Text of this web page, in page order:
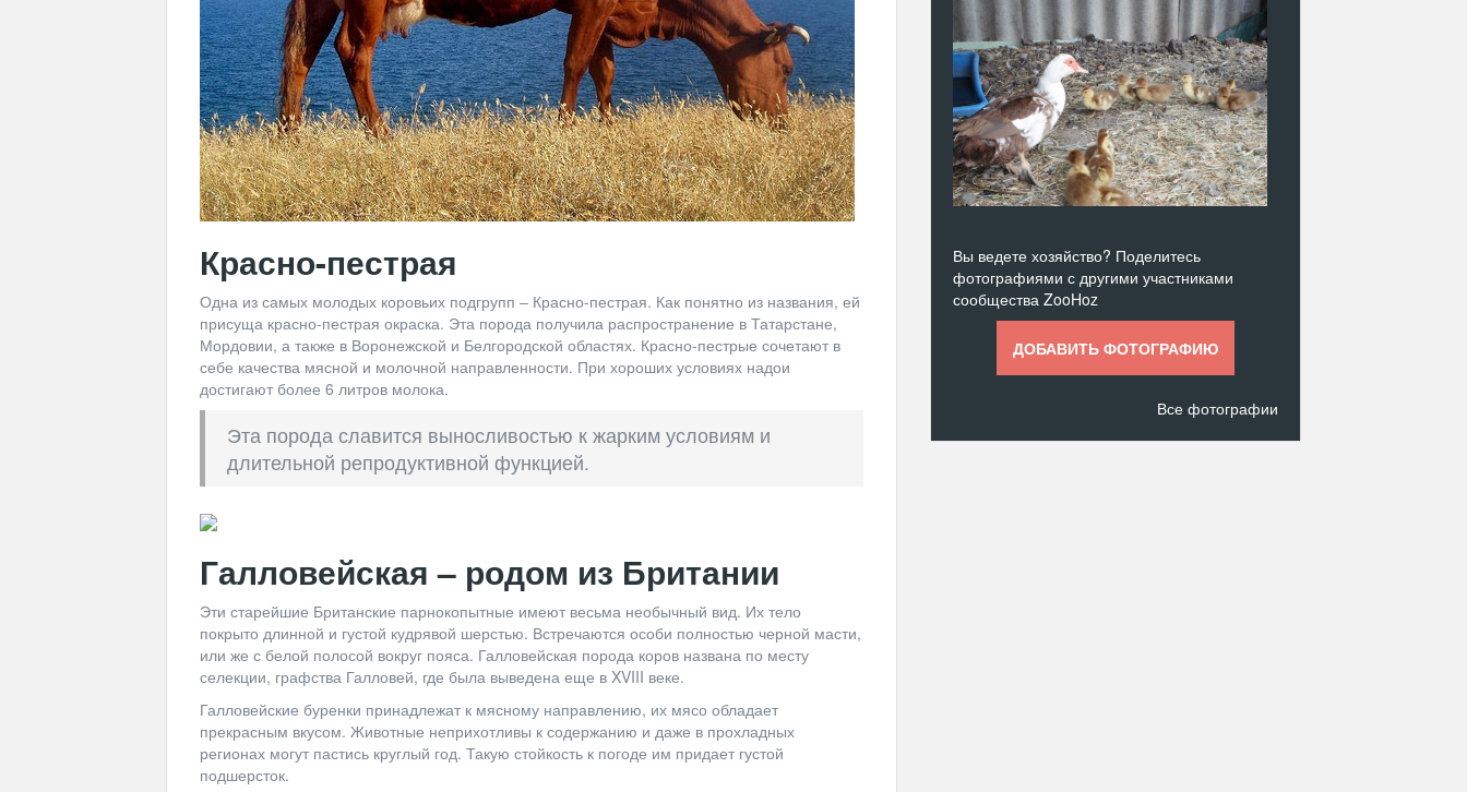
Красно-пестрая
Одна из самых молодых коровьих подгрупп – Красно-пестрая. Как понятно из названия, ей
присуща красно-пестрая окраска. Эта порода получила распространение в Татарстане,
Мордовии, а также в Воронежской и Белгородской областях. Красно-пестрые сочетают в
себе качества мясной и молочной направленности. При хороших условиях надои
достигают более 6 литров молока.
Эта порода славится выносливостью к жарким условиям и
длительной репродуктивной функцией.
Галловейская – родом из Британии
Эти старейшие Британские парнокопытные имеют весьма необычный вид. Их тело
покрыто длинной и густой кудрявой шерстью. Встречаются особи полностью черной масти,
или же с белой полосой вокруг пояса. Галловейская порода коров названа по месту
селекции, графства Галловей, где была выведена еще в XVIII веке.
Галловейские буренки принадлежат к мясному направлению, их мясо обладает
прекрасным вкусом. Животные неприхотливы к содержанию и даже в прохладных
регионах могут пастись круглый год. Такую стойкость к погоде им придает густой
подшерсток.
Вы ведете хозяйство? Поделитесь
фотографиями с другими участниками
сообщества ZooHoz
ДОБАВИТЬ ФОТОГРАФИЮ
Все фотографии